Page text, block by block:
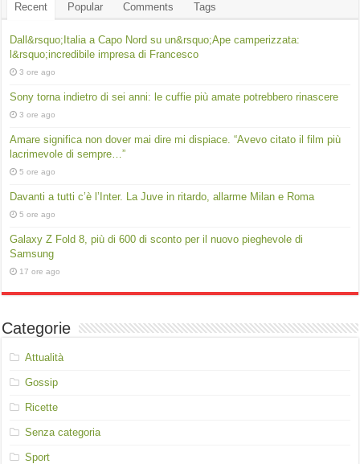
Recent Popular Comments Tags
Dall&rsquo;Italia a Capo Nord su un&rsquo;Ape camperizzata:
l&rsquo;incredibile impresa di Francesco
3 ore ago
Sony torna indietro di sei anni: le cuffie più amate potrebbero rinascere
3 ore ago
Amare significa non dover mai dire mi dispiace. “Avevo citato il film più
lacrimevole di sempre…”
5 ore ago
Davanti a tutti c’è l’Inter. La Juve in ritardo, allarme Milan e Roma
5 ore ago
Galaxy Z Fold 8, più di 600 di sconto per il nuovo pieghevole di
Samsung
17 ore ago
Categorie
Attualità
Gossip
Ricette
Senza categoria
Sport